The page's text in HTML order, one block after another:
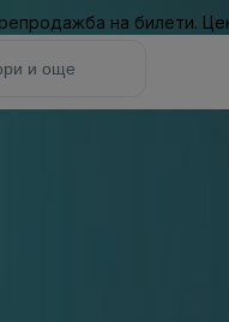
на билети.